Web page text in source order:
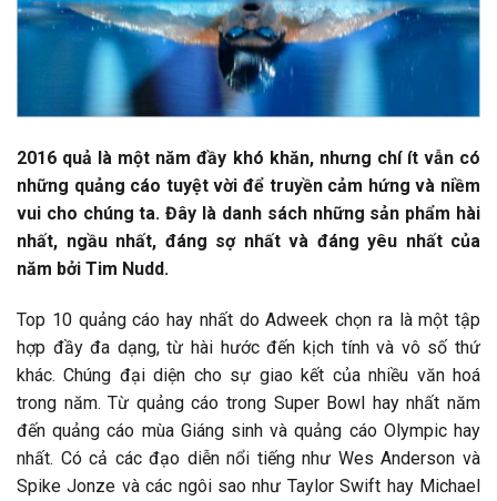
2016 quả là một năm đầy khó khăn, nhưng chí ít vẫn có
những quảng cáo tuyệt vời để truyền cảm hứng và niềm
vui cho chúng ta. Đây là danh sách những sản phẩm hài
nhất, ngầu nhất, đáng sợ nhất và đáng yêu nhất của
năm bởi Tim Nudd.
Top 10 quảng cáo hay nhất do Adweek chọn ra là một tập
hợp đầy đa dạng, từ hài hước đến kịch tính và vô số thứ
khác. Chúng đại diện cho sự giao kết của nhiều văn hoá
trong năm. Từ quảng cáo trong Super Bowl hay nhất năm
đến quảng cáo mùa Giáng sinh và quảng cáo Olympic hay
nhất. Có cả các đạo diễn nổi tiếng như Wes Anderson và
Spike Jonze và các ngôi sao như Taylor Swift hay Michael